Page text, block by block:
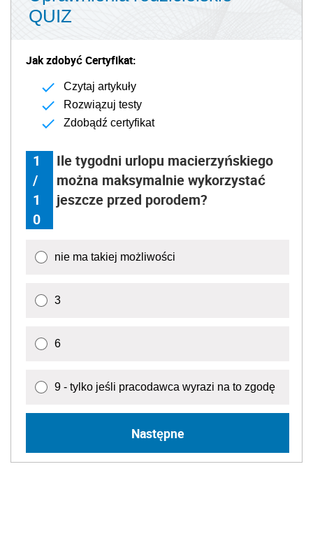
QUIZ
Jak zdobyć Certyfikat:
Czytaj artykuły
Rozwiązuj testy
Zdobądź certyfikat
1
/
1
0
Ile tygodni urlopu macierzyńskiego
można maksymalnie wykorzystać
jeszcze przed porodem?
nie ma takiej możliwości
3
6
9 - tylko jeśli pracodawca wyrazi na to zgodę
Następne